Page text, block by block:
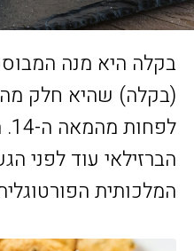
בקלה היא מנה
(בקלה) שהיא חלק
הברזילאי עוד לפני
המלכותית